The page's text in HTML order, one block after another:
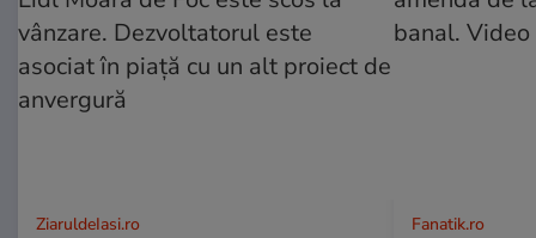
ZiaruldeIasi.ro Fanatik.ro